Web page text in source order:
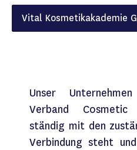
Vital Kosmetikakademie
Unser
Verband
ständig mit den
Verbindung steht